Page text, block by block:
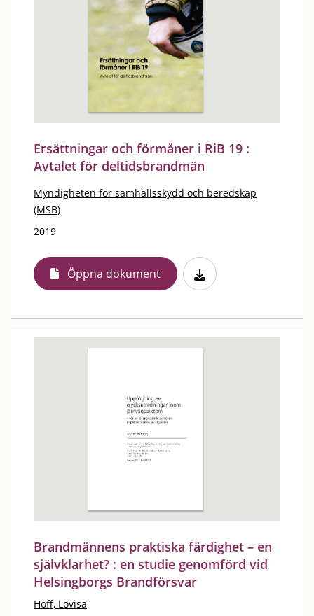
Ersättningar och förmåner i RiB 19 :
Avtalet för deltidsbrandmän
Myndigheten för samhällsskydd och beredskap
(MSB)
2019
Öppna dokument
Brandmännens praktiska färdighet – en
självklarhet? : en studie genomförd vid
Helsingborgs Brandförsvar
Hoff, Lovisa